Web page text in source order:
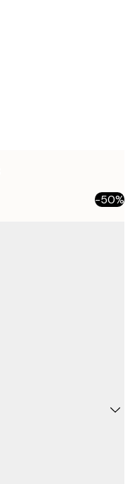
-50%